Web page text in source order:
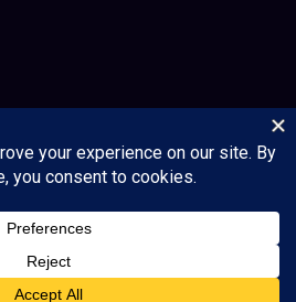
FEET COMUNICAÇÔES E TV -